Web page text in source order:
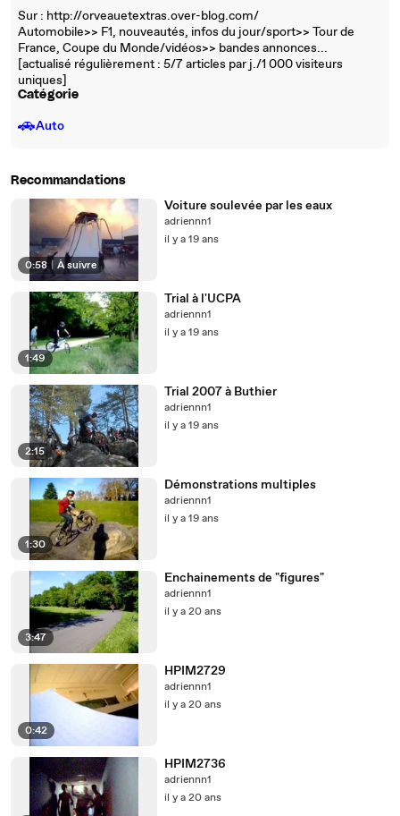
Sur : http://orveauetextras.over-blog.com/
Automobile>> F1, nouveautés, infos du jour/sport>> Tour de
France, Coupe du Monde/vidéos>> bandes annonces...
[actualisé régulièrement : 5/7 articles par j./1 000 visiteurs
uniques]
Catégorie
🚗Auto
Recommandations
0:58 | À suivre
Voiture soulevée par les eaux
adriennn1
il y a 19 ans
1:49
Trial à l'UCPA
adriennn1
il y a 19 ans
2:15
Trial 2007 à Buthier
adriennn1
il y a 19 ans
1:30
Démonstrations multiples
adriennn1
il y a 19 ans
3:47
Enchainements de "figures"
adriennn1
il y a 20 ans
0:42
HPIM2729
adriennn1
il y a 20 ans
HPIM2736
adriennn1
il y a 20 ans